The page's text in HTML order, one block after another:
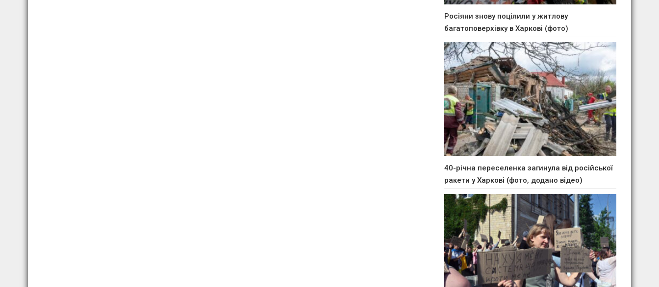
Росіяни знову поцілили у житлову
багатоповерхівку в Харкові (фото)
40-річна переселенка загинула від російської
ракети у Харкові (фото, додано відео)